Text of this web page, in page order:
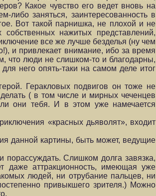
Какое чувство его ведет вновь на
либо заняться, заинтересованность в
Вот такой парнишка, не плохой и не
нажитых представлений,
все же лучше безделья (ну чем
и привлекает внимание, ибо за время
что люди не слишком-то и благодарны,
него опять-таки на самом деле итог
Геракловых подвигов он тоже не
( в том числе и мирных чеченцев
они тебя. И в этом уже намечается
«красных дьяволят», входит
данной картины, быть может, ведущие
Слишком долга завязка,
даже аттракционность, имеющая уже
людей, ни отрубание пальцев, ни
привыкшего зрителя.) Можно